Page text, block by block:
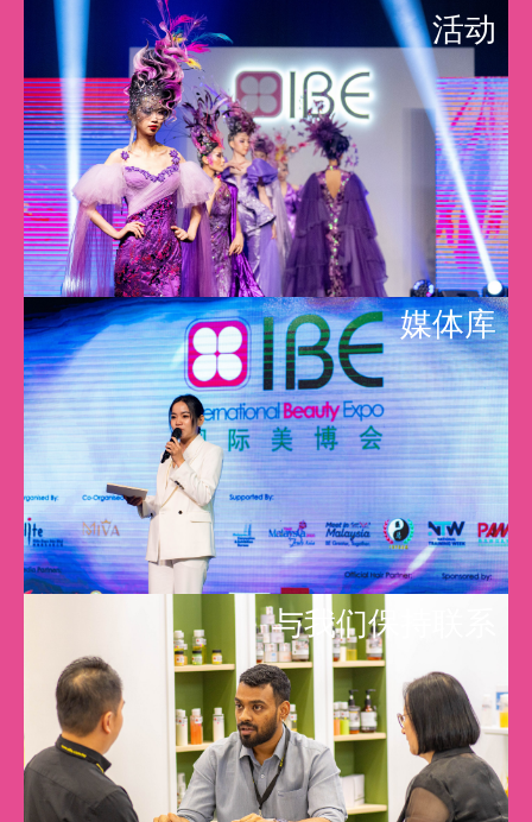
活动
媒体库
与我们保持联系